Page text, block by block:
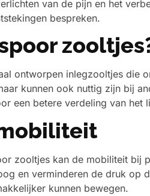
van de pijn en het
bespreken.
ontworpen inlegzooltjes die
kunnen ook nuttig zijn bij
een betere verdeling van het
zooltjes kan de mobiliteit bij
en verminderen de druk op
kunnen bewegen.